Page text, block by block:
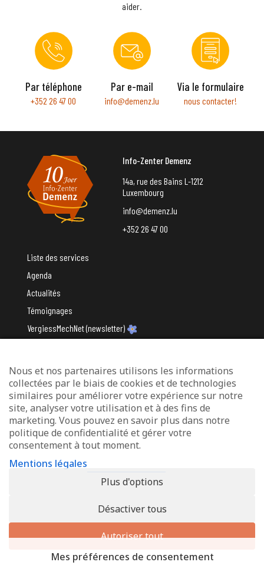
aider.
Par téléphone
+352 26 47 00
Par e-mail
info@demenz.lu
Via le formulaire
nous contacter!
Info-Zenter Demenz
14a, rue des Bains L-1212
Luxembourg
info@demenz.lu
+352 26 47 00
Liste des services
Agenda
Actualités
Témoignages
VergiessMechNet (newsletter)
Avec le soutien du
Mentions légales
Protection des données
Déclaration d’accessibilité
Nous et nos partenaires utilisons les informations
collectées par le biais de cookies et de technologies
similaires pour améliorer votre expérience sur notre
site, analyser votre utilisation et à des fins de
marketing. Vous pouvez en savoir plus dans notre
politique de confidentialité et gérer votre
consentement à tout moment.
Mentions légales
Plus d'options
Désactiver tous
Autoriser tout
Mes préférences de consentement